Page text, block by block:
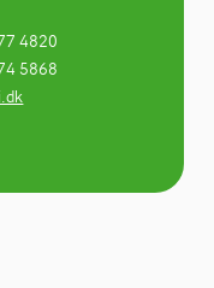
4820
5868